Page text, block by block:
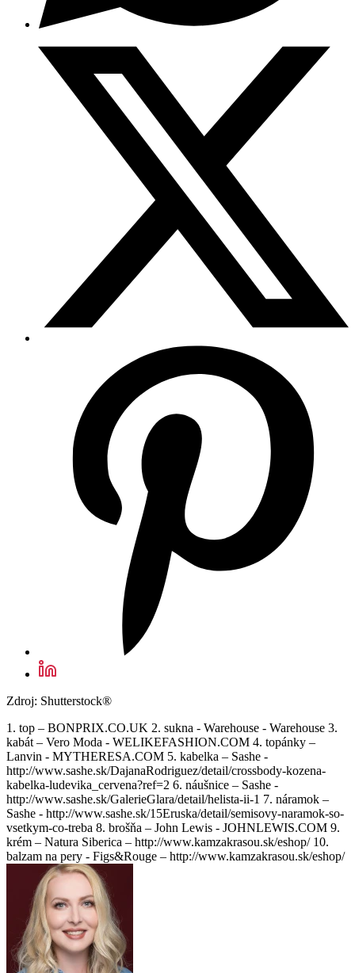
Zdroj: Shutterstock®
1. top – BONPRIX.CO.UK 2. sukna - Warehouse - Warehouse 3.
kabát – Vero Moda - WELIKEFASHION.COM 4. topánky –
Lanvin - MYTHERESA.COM 5. kabelka – Sashe -
http://www.sashe.sk/DajanaRodriguez/detail/crossbody-kozena-
kabelka-ludevika_cervena?ref=2 6. náušnice – Sashe -
http://www.sashe.sk/GalerieGlara/detail/helista-ii-1 7. náramok –
Sashe - http://www.sashe.sk/15Eruska/detail/semisovy-naramok-so-
vsetkym-co-treba 8. brošňa – John Lewis - JOHNLEWIS.COM 9.
krém – Natura Siberica – http://www.kamzakrasou.sk/eshop/ 10.
balzam na pery - Figs&Rouge – http://www.kamzakrasou.sk/eshop/